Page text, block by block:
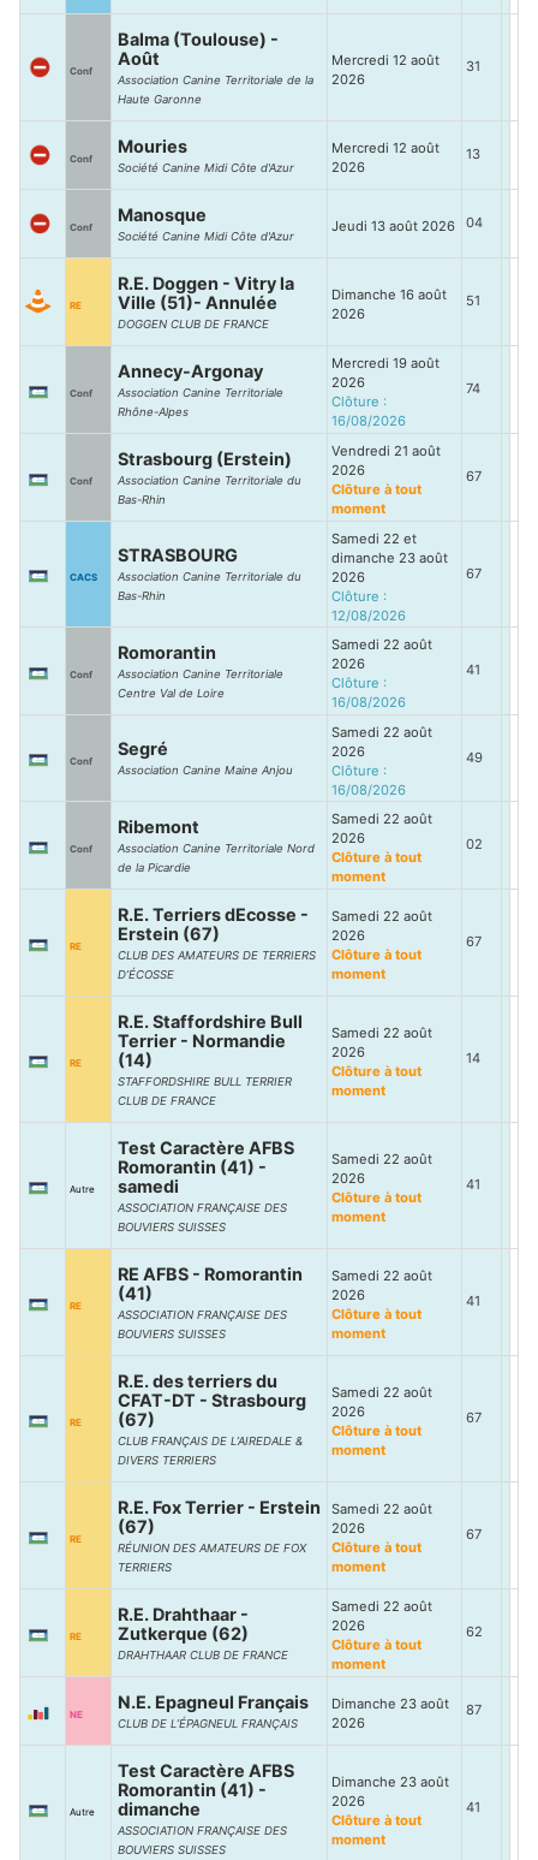
Conf
Balma (Toulouse) -
Août
Association Canine Territoriale de la
Haute Garonne
Mercredi 12 août
2026
31
Conf
Mouries
Société Canine Midi Côte d'Azur
Mercredi 12 août
2026
13
Conf
Manosque
Société Canine Midi Côte d'Azur
Jeudi 13 août 2026 04
RE
R.E. Doggen - Vitry la
Ville (51)- Annulée
DOGGEN CLUB DE FRANCE
Dimanche 16 août
2026
51
Conf
Annecy-Argonay
Association Canine Territoriale
Rhône-Alpes
Mercredi 19 août
2026
Clôture :
16/08/2026
74
Conf
Strasbourg (Erstein)
Association Canine Territoriale du
Bas-Rhin
Vendredi 21 août
2026
Clôture à tout
moment
67
CACS
STRASBOURG
Association Canine Territoriale du
Bas-Rhin
Samedi 22 et
dimanche 23 août
2026
Clôture :
12/08/2026
67
Conf
Romorantin
Association Canine Territoriale
Centre Val de Loire
Samedi 22 août
2026
Clôture :
16/08/2026
41
Conf
Segré
Association Canine Maine Anjou
Samedi 22 août
2026
Clôture :
16/08/2026
49
Conf
Ribemont
Association Canine Territoriale Nord
de la Picardie
Samedi 22 août
2026
Clôture à tout
moment
02
RE
R.E. Terriers dEcosse -
Erstein (67)
CLUB DES AMATEURS DE TERRIERS
D’ÉCOSSE
Samedi 22 août
2026
Clôture à tout
moment
67
RE
R.E. Staffordshire Bull
Terrier - Normandie
(14)
STAFFORDSHIRE BULL TERRIER
CLUB DE FRANCE
Samedi 22 août
2026
Clôture à tout
moment
14
Autre
Test Caractère AFBS
Romorantin (41) -
samedi
ASSOCIATION FRANÇAISE DES
BOUVIERS SUISSES
Samedi 22 août
2026
Clôture à tout
moment
41
RE
RE AFBS - Romorantin
(41)
ASSOCIATION FRANÇAISE DES
BOUVIERS SUISSES
Samedi 22 août
2026
Clôture à tout
moment
41
RE
R.E. des terriers du
CFAT-DT - Strasbourg
(67)
CLUB FRANÇAIS DE L’AIREDALE &
DIVERS TERRIERS
Samedi 22 août
2026
Clôture à tout
moment
67
RE
R.E. Fox Terrier - Erstein
(67)
RÉUNION DES AMATEURS DE FOX
TERRIERS
Samedi 22 août
2026
Clôture à tout
moment
67
RE
R.E. Drahthaar -
Zutkerque (62)
DRAHTHAAR CLUB DE FRANCE
Samedi 22 août
2026
Clôture à tout
moment
62
NE
N.E. Epagneul Français
CLUB DE L’ÉPAGNEUL FRANÇAIS
Dimanche 23 août
2026
87
Autre
Test Caractère AFBS
Romorantin (41) -
dimanche
ASSOCIATION FRANÇAISE DES
BOUVIERS SUISSES
Dimanche 23 août
2026
Clôture à tout
moment
41